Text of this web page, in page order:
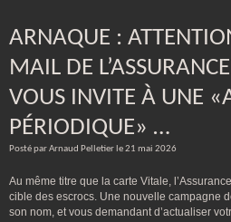
ARNAQUE :
MAIL DE
VOUS INVITE À UNE
PÉRIODIQUE» …
Posté par Arnaud Pelletier le 21 mai 2026
Au même titre que la carte Vitale,
cible des escrocs. Une nouvelle campagne
son nom, et vous demandant d’actualiser